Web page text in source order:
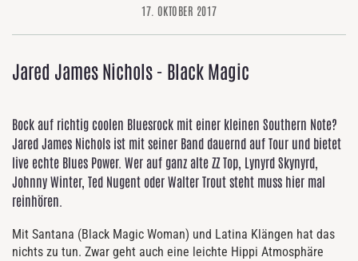
17. OKTOBER 2017
Jared James Nichols - Black Magic
Bock auf richtig coolen Bluesrock mit einer kleinen Southern Note?
Jared James Nichols ist mit seiner Band dauernd auf Tour und bietet
live echte Blues Power. Wer auf ganz alte ZZ Top, Lynyrd Skynyrd,
Johnny Winter, Ted Nugent oder Walter Trout steht muss hier mal
reinhören.
Mit Santana (Black Magic Woman) und Latina Klängen hat das
nichts zu tun. Zwar geht auch eine leichte Hippi Atmosphäre